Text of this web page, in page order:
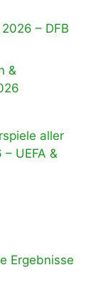
– DFB
&
aller
UEFA &
Ergebnisse